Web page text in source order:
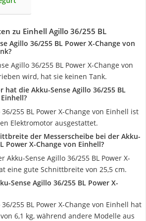
zu Einhell Agillo 36/255 BL
Agillo 36/255 BL Power X-Change von
Agillo 36/255 BL Power X-Change von
wird, hat sie keinen Tank.
hat die Akku-Sense Agillo 36/255 BL
255 BL Power X-Change von Einhell ist
Elektromotor ausgestattet.
der Messerscheibe bei der Akku-
Power X-Change von Einhell?
Akku-Sense Agillo 36/255 BL Power X-
eine gute Schnittbreite von 25,5 cm.
Sense Agillo 36/255 BL Power X-
255 BL Power X-Change von Einhell hat
6,1 kg, während andere Modelle aus